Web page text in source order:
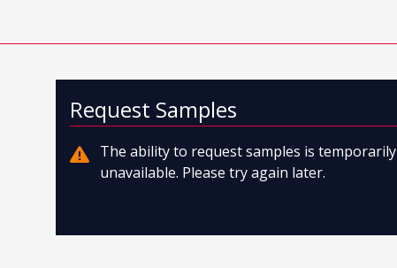
Request Samples
The ability to request samples is temporarily
unavailable. Please try again later.